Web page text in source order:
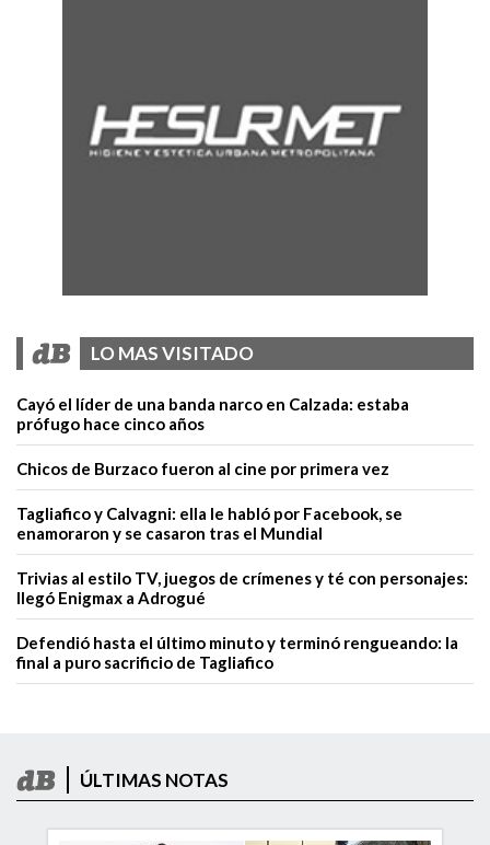
LO MAS VISITADO
Cayó el líder de una banda narco en Calzada: estaba
prófugo hace cinco años
Chicos de Burzaco fueron al cine por primera vez
Tagliafico y Calvagni: ella le habló por Facebook, se
enamoraron y se casaron tras el Mundial
Trivias al estilo TV, juegos de crímenes y té con personajes:
llegó Enigmax a Adrogué
Defendió hasta el último minuto y terminó rengueando: la
final a puro sacrificio de Tagliafico
ÚLTIMAS NOTAS